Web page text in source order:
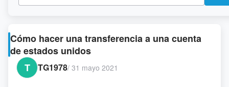
Cómo hacer una transferencia a una cuenta
de estados unidos
T
TG1978/ 31 mayo 2021